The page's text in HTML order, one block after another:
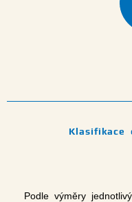
Klasifikace
Podle výměry